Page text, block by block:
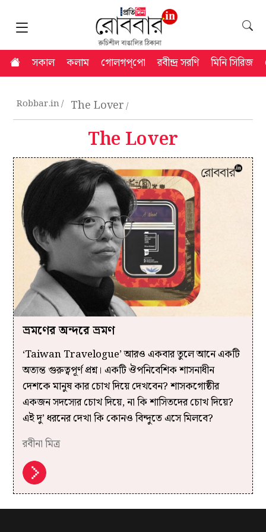
সকাল কলাম গোলগপ্‌পো রবীন্দ্র সরণি মিনি সিরিজ
Robbar.in The Lover
The Lover
ভ্রমণের অন্দরে ভ্রমণ
‘Taiwan Travelogue’ আরও একবার তুলে আনে একটি
অত্যন্ত গুরুত্বপূর্ণ প্রশ্ন। একটি ঔপনিবেশিক শাসনাধীন
দেশকে মানুষ কার চোখ দিয়ে দেখবেন? শাসকগোষ্ঠীর
একজন সদস্যের চোখ দিয়ে, না কি শাসিতদের চোখ দিয়ে?
এই দু’ ধরনের দেখা কি কোনও বিন্দুতে এসে মিলবে?
রবীনা মিত্র